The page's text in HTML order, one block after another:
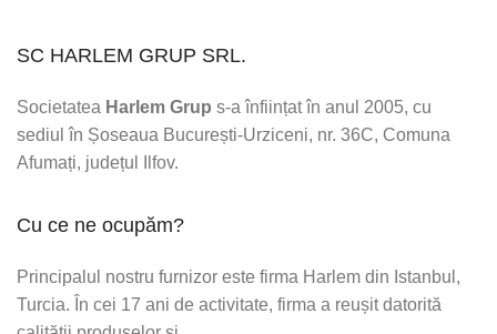
SC HARLEM GRUP SRL.
Societatea Harlem Grup s-a înființat în anul 2005, cu
sediul în Șoseaua București-Urziceni, nr. 36C, Comuna
Afumați, județul Ilfov.
Cu ce ne ocupăm?
Principalul nostru furnizor este firma Harlem din Istanbul,
Turcia. În cei 17 ani de activitate, firma a reușit datorită